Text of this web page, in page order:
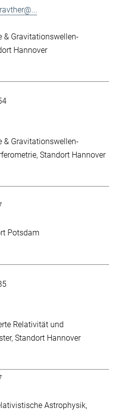
& Gravitationswellen-
Hannover
& Gravitationswellen-
Standort Hannover
Potsdam
Relativität und
Standort Hannover
Astrophysik